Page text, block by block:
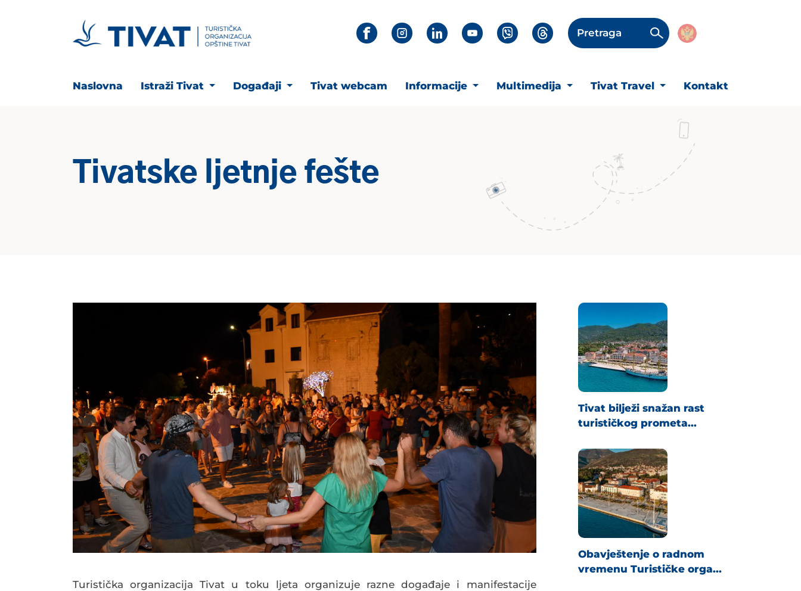
Pretraga
Naslovna Istraži Tivat Događaji Tivat webcam Informacije Multimedija Tivat Travel Kontakt
Tivatske ljetnje fešte
Turistička organizacija Tivat u toku ljeta organizuje razne događaje i manifestacije
Tivat bilježi snažan rast
turističkog prometa...
Obavještenje o radnom
vremenu Turističke orga...